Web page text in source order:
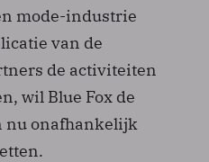
mode-industrie
van de
de activiteiten
wil Blue Fox de
nu onafhankelijk